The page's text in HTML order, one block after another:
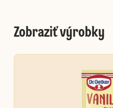
Zobraziť výrobky